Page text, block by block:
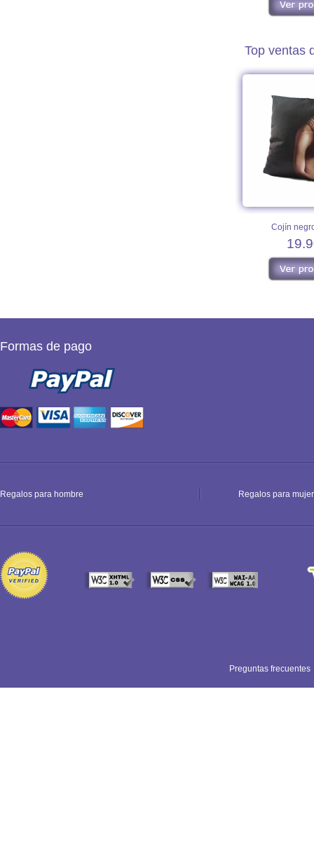
Top ventas
Cojín
Formas de pago
Regalos para hombre Regalos para mujer
Preguntas frecuentes